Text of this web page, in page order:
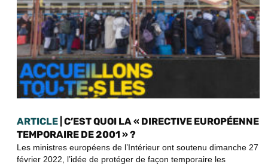
ARTICLE | C’EST QUOI LA « DIRECTIVE EUROPÉENNE
TEMPORAIRE DE 2001 » ?
Les ministres européens de l’Intérieur ont soutenu dimanche 27
février 2022, l’idée de protéger de façon temporaire les